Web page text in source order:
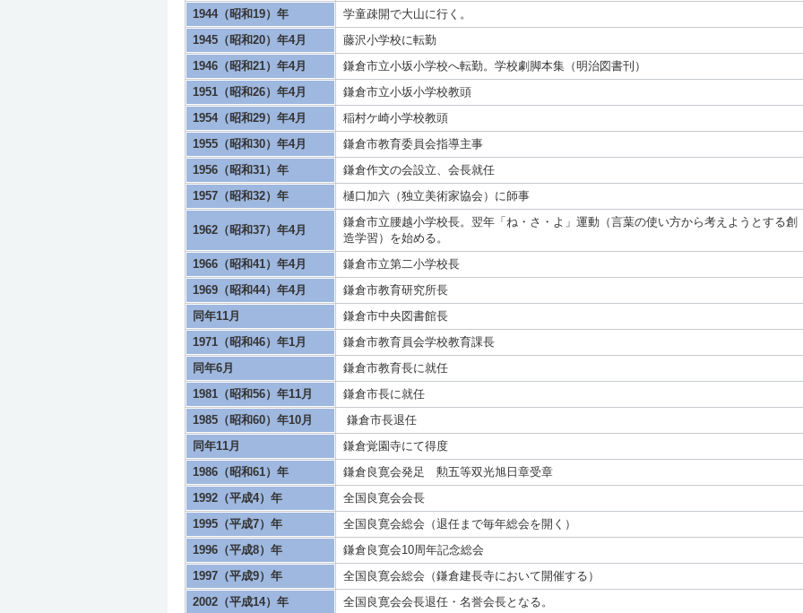
1944（昭和19）年
学童疎開で大山に行く。
1945（昭和20）年4月
藤沢小学校に転勤
1946（昭和21）年4月
鎌倉市立小坂小学校へ転勤。学校劇脚本集（明治図書刊）
1951（昭和26）年4月
鎌倉市立小坂小学校教頭
1954（昭和29）年4月
稲村ケ崎小学校教頭
1955（昭和30）年4月
鎌倉市教育委員会指導主事
1956（昭和31）年
鎌倉作文の会設立、会長就任
1957（昭和32）年
樋口加六（独立美術家協会）に師事
1962（昭和37）年4月
鎌倉市立腰越小学校長。翌年「ね・さ・よ」運動（言葉の使い方から考えようとする創
造学習）を始める。
1966（昭和41）年4月
鎌倉市立第二小学校長
1969（昭和44）年4月
鎌倉市教育研究所長
同年11月
鎌倉市中央図書館長
1971（昭和46）年1月
鎌倉市教育員会学校教育課長
同年6月
鎌倉市教育長に就任
1981（昭和56）年11月
鎌倉市長に就任
1985（昭和60）年10月
鎌倉市長退任
同年11月
鎌倉覚園寺にて得度
1986（昭和61）年
鎌倉良寛会発足 勲五等双光旭日章受章
1992（平成4）年
全国良寛会会長
1995（平成7）年
全国良寛会総会（退任まで毎年総会を開く）
1996（平成8）年
鎌倉良寛会10周年記念総会
1997（平成9）年
全国良寛会総会（鎌倉建長寺において開催する）
2002（平成14）年
全国良寛会会長退任・名誉会長となる。